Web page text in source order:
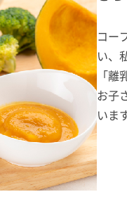
コー
い、
「
お子
いま